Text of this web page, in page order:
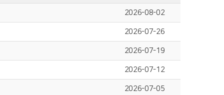
2026-08-02
2026-07-26
2026-07-19
2026-07-12
2026-07-05